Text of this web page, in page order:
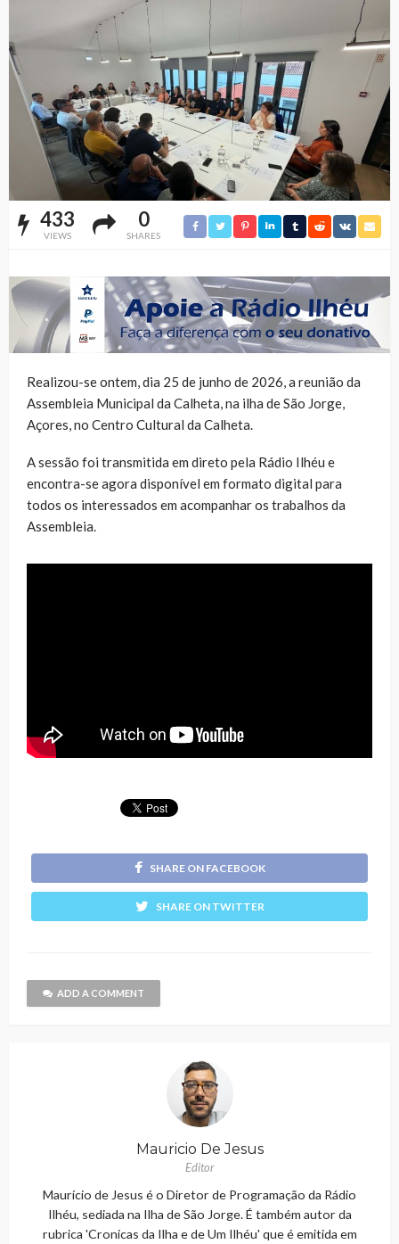
433
VIEWS
0
SHARES
Realizou-se ontem, dia 25 de junho de 2026, a reunião da
Assembleia Municipal da Calheta, na ilha de São Jorge,
Açores, no Centro Cultural da Calheta.
A sessão foi transmitida em direto pela Rádio Ilhéu e
encontra-se agora disponível em formato digital para
todos os interessados em acompanhar os trabalhos da
Assembleia.
SHARE ON FACEBOOK
SHARE ON TWITTER
ADD A COMMENT
Mauricio De Jesus
Editor
Maurício de Jesus é o Diretor de Programação da Rádio
Ilhéu, sediada na Ilha de São Jorge. É também autor da
rubrica 'Cronicas da Ilha e de Um Ilhéu' que é emitida em